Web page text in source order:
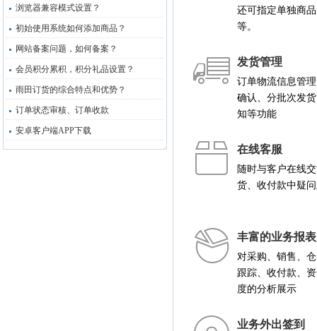
浏览器兼容模式设置？
初始使用系统如何添加商品？
网站备案问题，如何备案？
会员积分累积，积分礼品设置？
雨田订货的综合特点和优势？
订单状态审核、订单收款
安卓客户端APP下载
还可指定单独商
等。
发货管理
订单物流信息管
确认、分批次发
知等功能
在线客服
随时与客户在线
货、收付款中疑
丰富的业务报表
对采购、销售、
跟踪、收付款、
度的分析展示
业务外出签到